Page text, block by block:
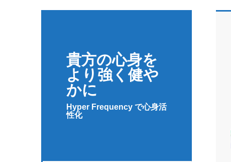
貴方の心身を
より強く健や
かに
Hyper Frequency で心身活
性化